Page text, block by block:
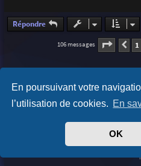
En poursuivant votre
l’utilisation de cookies. En
OK
Répondre
106 messages Page 81
Accueil Index du forum
Purplexion style
phpBB®
Traduit par